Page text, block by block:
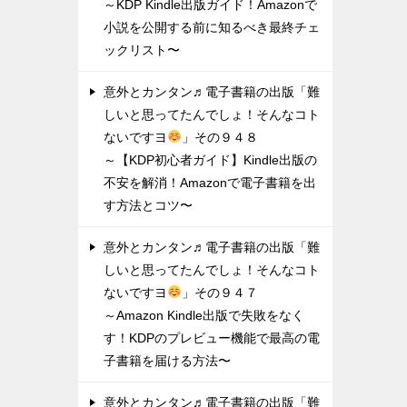
～KDP Kindle出版ガイド！Amazonで
小説を公開する前に知るべき最終チェ
ックリスト〜
意外とカンタン♬電子書籍の出版「難
しいと思ってたんでしょ！そんなコト
ないですヨ
」その９４８
～【KDP初心者ガイド】Kindle出版の
不安を解消！Amazonで電子書籍を出
す方法とコツ〜
意外とカンタン♬電子書籍の出版「難
しいと思ってたんでしょ！そんなコト
ないですヨ
」その９４７
～Amazon Kindle出版で失敗をなく
す！KDPのプレビュー機能で最高の電
子書籍を届ける方法〜
意外とカンタン♬電子書籍の出版「難